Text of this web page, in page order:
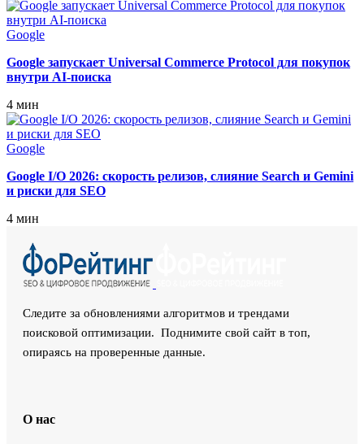
Google
Google запускает Universal Commerce Protocol для покупок
внутри AI-поиска
4 мин
Google
Google I/O 2026: скорость релизов, слияние Search и Gemini
и риски для SEO
4 мин
Следите за обновлениями алгоритмов и трендами
поисковой оптимизации. Поднимите свой сайт в топ,
опираясь на проверенные данные.
О нас